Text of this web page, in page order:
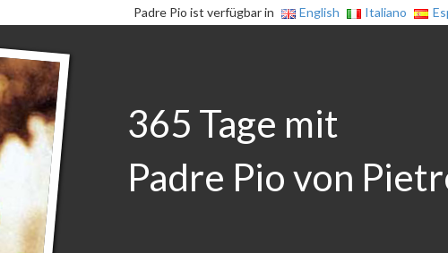
Padre Pio ist verfügbar in English Italiano
365 Tage mit
Padre Pio von